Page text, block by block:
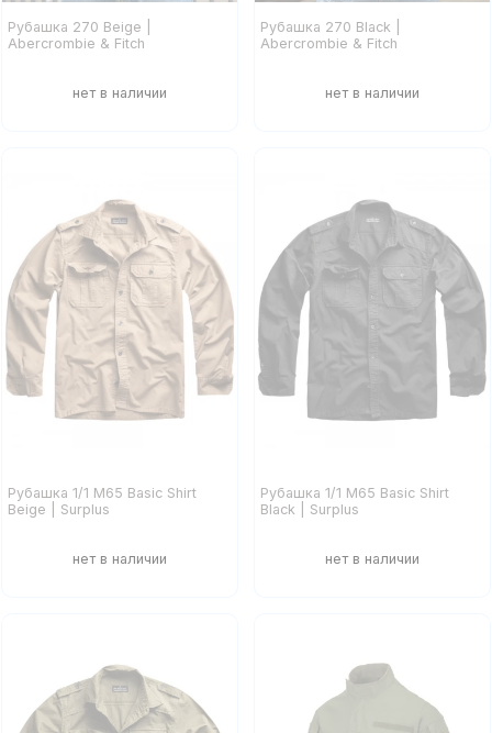
Рубашка 270 Beige |
Abercrombie & Fitch
Рубашка 270 Black |
Abercrombie & Fitch
Рубашка 1/1 М65 Basic Shirt
Beige | Surplus
Рубашка 1/1 М65 Basic Shirt
Black | Surplus